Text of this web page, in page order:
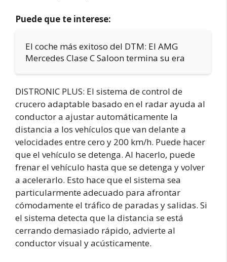
Puede que te interese:
El coche más exitoso del DTM: El AMG
Mercedes Clase C Saloon termina su era
DISTRONIC PLUS: El sistema de control de
crucero adaptable basado en el radar ayuda al
conductor a ajustar automáticamente la
distancia a los vehículos que van delante a
velocidades entre cero y 200 km/h. Puede hacer
que el vehículo se detenga. Al hacerlo, puede
frenar el vehículo hasta que se detenga y volver
a acelerarlo. Esto hace que el sistema sea
particularmente adecuado para afrontar
cómodamente el tráfico de paradas y salidas. Si
el sistema detecta que la distancia se está
cerrando demasiado rápido, advierte al
conductor visual y acústicamente.